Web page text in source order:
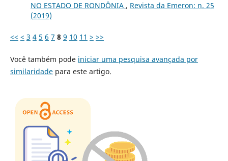
NO ESTADO DE RONDÔNIA , Revista da Emeron: n. 25
(2019)
<< < 3 4 5 6 7 8 9 10 11 > >>
Você também pode iniciar uma pesquisa avançada por
similaridadepara este artigo.